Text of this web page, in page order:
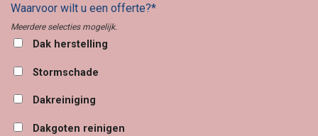
Waarvoor wilt u een offerte?*
Meerdere selecties mogelijk.
Dak herstelling
Stormschade
Dakreiniging
Dakgoten reinigen